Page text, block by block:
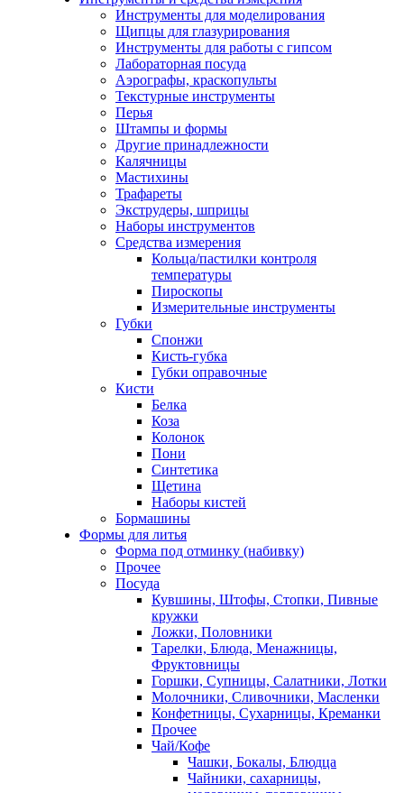
Инструменты для моделирования
Щипцы для глазурирования
Инструменты для работы с гипсом
Лабораторная посуда
Аэрографы, краскопульты
Текстурные инструменты
Перья
Штампы и формы
Другие принадлежности
Калячницы
Мастихины
Трафареты
Экструдеры, шприцы
Наборы инструментов
Средства измерения
Кольца/пастилки контроля
температуры
Пироскопы
Измерительные инструменты
Губки
Спонжи
Кисть-губка
Губки оправочные
Кисти
Белка
Коза
Колонок
Пони
Синтетика
Щетина
Наборы кистей
Бормашины
Формы для литья
Форма под отминку (набивку)
Прочее
Посуда
Кувшины, Штофы, Стопки, Пивные
кружки
Ложки, Половники
Тарелки, Блюда, Менажницы,
Фруктовницы
Горшки, Супницы, Салатники, Лотки
Молочники, Сливочники, Масленки
Конфетницы, Сухарницы, Креманки
Прочее
Чай/Кофе
Чашки, Бокалы, Блюдца
Чайники, сахарницы,